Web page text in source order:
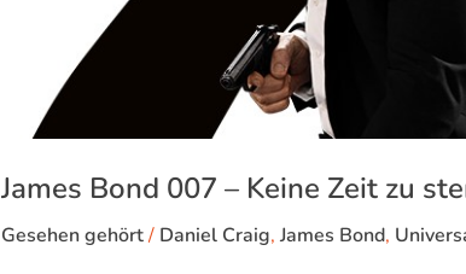
James Bond 007 – Keine Zeit zu
Gesehen gehört/ Daniel Craig, James Bond,